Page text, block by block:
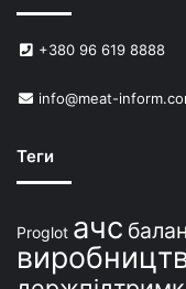
й
У
р
ї
+380 96 619 8888
info@meat-
Теги
Proglot ачс